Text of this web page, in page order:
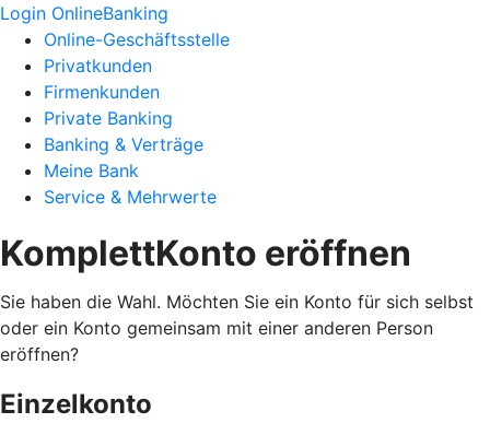
Login OnlineBanking
Online-Geschäftsstelle
Privatkunden
Firmenkunden
Private Banking
Banking & Verträge
Meine Bank
Service & Mehrwerte
KomplettKonto eröffnen
Sie haben die Wahl. Möchten Sie ein Konto für sich selbst
oder ein Konto gemeinsam mit einer anderen Person
eröffnen?
Einzelkonto